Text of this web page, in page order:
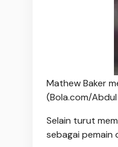
Mathew Baker
(Bola.com/
Selain turut
sebagai pemain